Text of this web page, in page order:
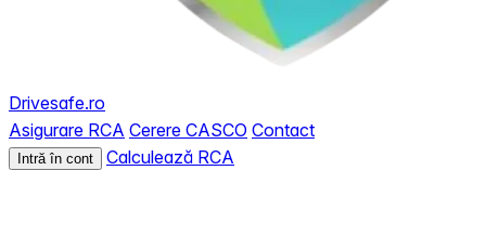
Drivesafe.ro
Asigurare RCA Cerere CASCO Contact
Intră în cont Calculează RCA